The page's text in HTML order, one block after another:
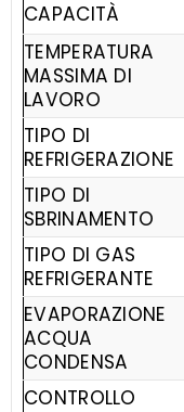
CAPACITÀ
TEMPERATURA
MASSIMA DI
LAVORO
TIPO DI
REFRIGERAZIONE
TIPO DI
SBRINAMENTO
TIPO DI GAS
REFRIGERANTE
EVAPORAZIONE
ACQUA
CONDENSA
CONTROLLO